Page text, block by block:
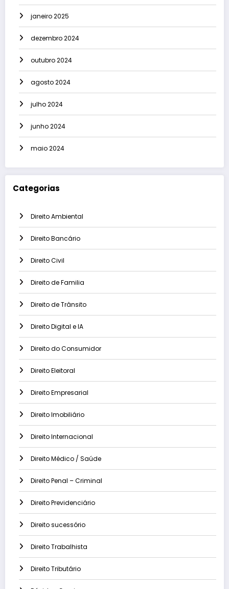
janeiro 2025
dezembro 2024
outubro 2024
agosto 2024
julho 2024
junho 2024
maio 2024
Categorias
Direito Ambiental
Direito Bancário
Direito Civil
Direito de Familia
Direito de Trânsito
Direito Digital e IA
Direito do Consumidor
Direito Eleitoral
Direito Empresarial
Direito Imobiliário
Direito Internacional
Direito Médico / Saúde
Direito Penal – Criminal
Direito Previdenciário
Direito sucessório
Direito Trabalhista
Direito Tributário